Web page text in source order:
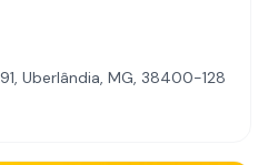
Uberlândia, MG, 38400-128